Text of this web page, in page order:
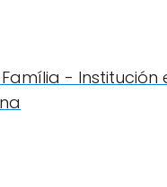
- Institución